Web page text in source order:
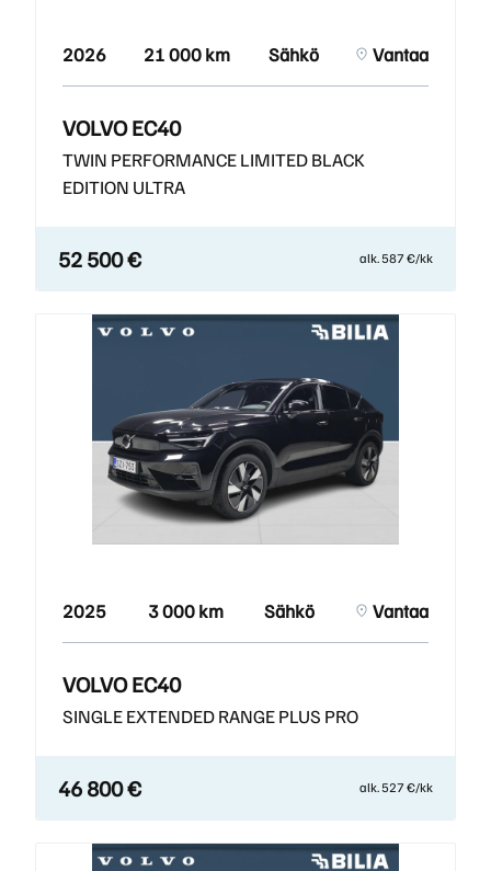
2026 21 000 km Sähkö Vantaa
VOLVO EC40
TWIN PERFORMANCE LIMITED BLACK
EDITION ULTRA
52 500 € alk. 587 €/kk
2025 3 000 km Sähkö Vantaa
VOLVO EC40
SINGLE EXTENDED RANGE PLUS PRO
46 800 € alk. 527 €/kk